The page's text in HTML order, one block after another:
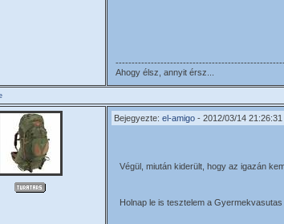
Ahogy élsz, annyit érsz...
Bejegyezte: el-amigo - 2012/03/14 21:26:31
Végül, miután kiderült, hogy az igazán
Holnap le is tesztelem a